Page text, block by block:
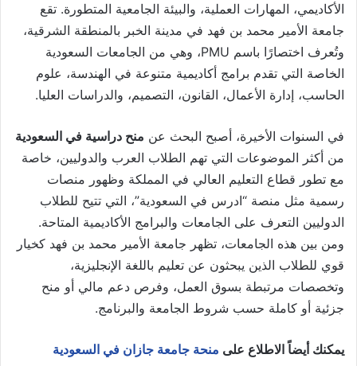
الأكاديمي، المهارات العملية، والبيئة الجامعية المتطورة. تقع
جامعة الأمير محمد بن فهد في مدينة الخبر بالمنطقة الشرقية،
وتُعرف اختصارًا باسم PMU، وهي من الجامعات السعودية
الخاصة التي تقدم برامج أكاديمية متنوعة في الهندسة، علوم
الحاسب، إدارة الأعمال، القانون، التصميم، والدراسات العليا.
في السنوات الأخيرة، أصبح البحث عن منح دراسية في السعودية
من أكثر الموضوعات التي تهم الطلاب العرب والدوليين، خاصة
مع تطور قطاع التعليم العالي في المملكة وظهور منصات
رسمية مثل منصة “ادرس في السعودية”، التي تتيح للطلاب
الدوليين التعرف على الجامعات والبرامج الأكاديمية المتاحة.
ومن بين هذه الجامعات، تظهر جامعة الأمير محمد بن فهد كخيار
قوي للطلاب الذين يبحثون عن تعليم باللغة الإنجليزية،
وتخصصات مرتبطة بسوق العمل، وفرص دعم مالي أو منح
جزئية أو كاملة حسب شروط الجامعة والبرنامج.
يمكنك أيضاً الاطلاع على منحة جامعة جازان في السعودية